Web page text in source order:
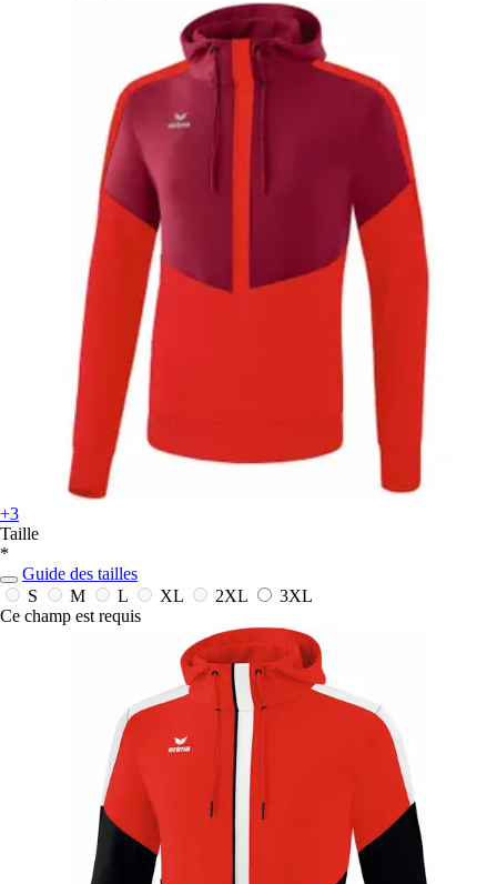
+3
Taille
*
Guide des tailles
S
M L XL 2XL
3XL
Ce champ est requis